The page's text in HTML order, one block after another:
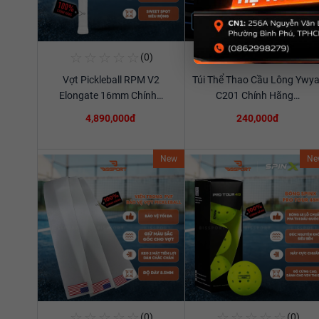
(0)
Vợt Pickleball RPM V2
Elongate 16mm Chính…
4,890,000đ
☆☆☆☆☆ (0)
Túi Thể Thao Cầu Lông
C201 Chính Hãng…
240,000đ
New